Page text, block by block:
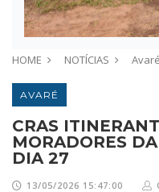
HOME NOTÍCIAS Avaré
AVARÉ
CRAS
MORADORES
DIA 27
13/05/2026 15:47:00